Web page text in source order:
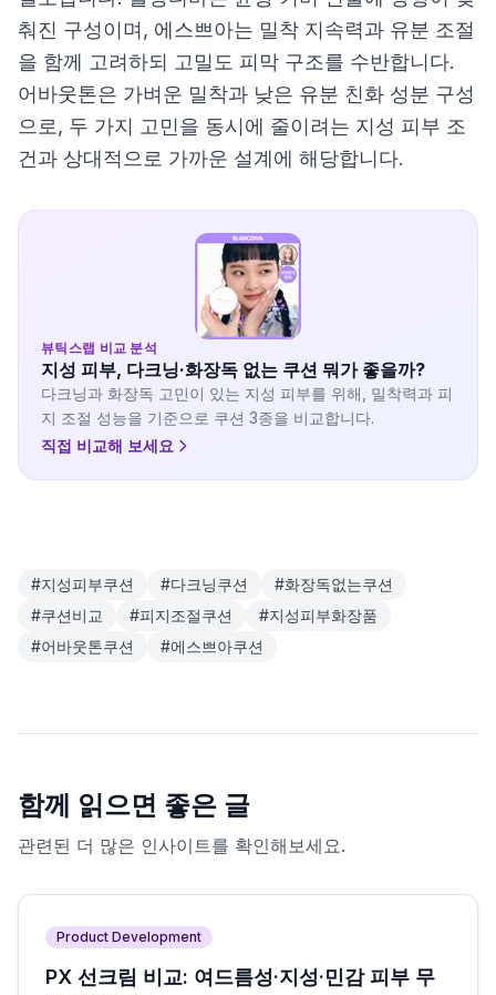
춰진 구성이며, 에스쁘아는 밀착 지속력과 유분 조절
을 함께 고려하되 고밀도 피막 구조를 수반합니다.
어바웃톤은 가벼운 밀착과 낮은 유분 친화 성분 구성
으로, 두 가지 고민을 동시에 줄이려는 지성 피부 조
건과 상대적으로 가까운 설계에 해당합니다.
뷰틱스랩 비교 분석
지성 피부, 다크닝·화장독 없는 쿠션 뭐가 좋을까?
다크닝과 화장독 고민이 있는 지성 피부를 위해, 밀착력과 피
지 조절 성능을 기준으로 쿠션 3종을 비교합니다.
직접 비교해 보세요
#지성피부쿠션 #다크닝쿠션 #화장독없는쿠션
#쿠션비교 #피지조절쿠션 #지성피부화장품
#어바웃톤쿠션 #에스쁘아쿠션
함께 읽으면 좋은 글
관련된 더 많은 인사이트를 확인해보세요.
Product Development
PX 선크림 비교: 여드름성·지성·민감 피부 무